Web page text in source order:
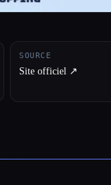
SOURCE
Site officiel ↗︎